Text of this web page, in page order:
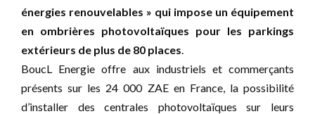
énergies renouvelables » qui impose un équipement
en ombrières photovoltaïques pour les parkings
extérieurs de plus de 80 places.
BoucL Energie offre aux industriels et commerçants
présents sur les 24 000 ZAE en France, la possibilité
d’installer des centrales photovoltaïques sur leurs